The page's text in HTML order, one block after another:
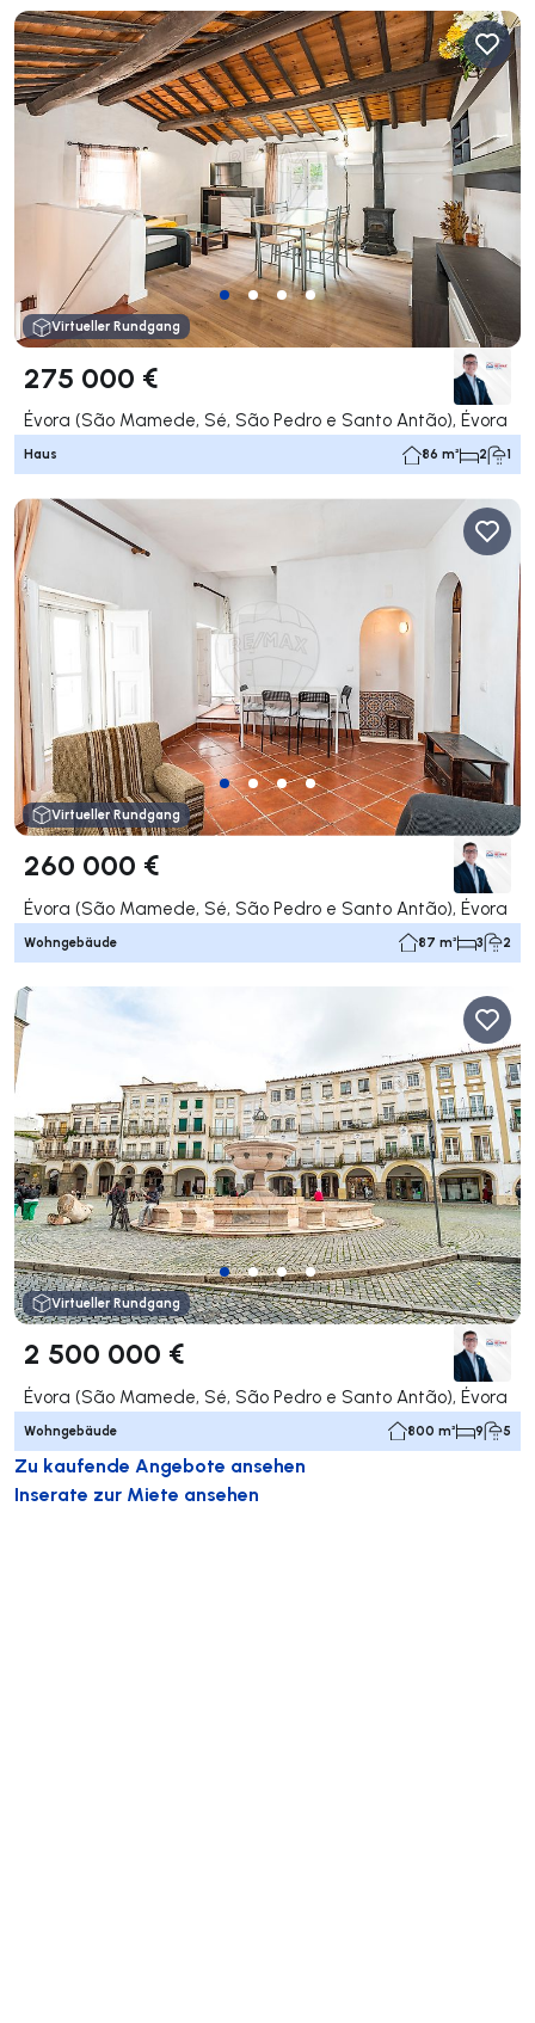
Virtueller Rundgang
275 000 €
Évora (São Mamede, Sé, São Pedro e Santo Antão), Évora
Haus 86 m² 2 1
Virtueller Rundgang
260 000 €
Évora (São Mamede, Sé, São Pedro e Santo Antão), Évora
Wohngebäude 87 m² 3 2
Virtueller Rundgang
2 500 000 €
Évora (São Mamede, Sé, São Pedro e Santo Antão), Évora
Wohngebäude 800 m² 9 5
Zu kaufende Angebote ansehen
Inserate zur Miete ansehen